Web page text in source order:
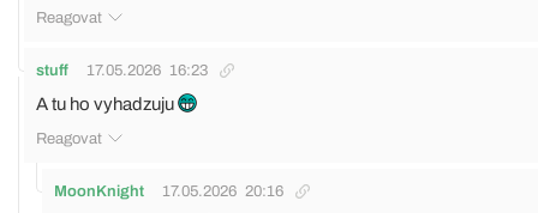
Reagovat
stuff 17.05.2026 16:23
A tu ho vyhadzuju
Reagovat
MoonKnight 17.05.2026 20:16